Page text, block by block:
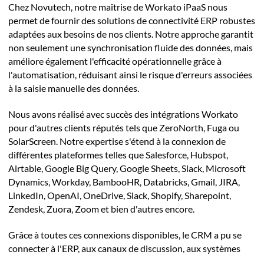
Chez Novutech, notre maîtrise de Workato iPaaS nous
permet de fournir des solutions de connectivité ERP robustes
adaptées aux besoins de nos clients. Notre approche garantit
non seulement une synchronisation fluide des données, mais
améliore également l'efficacité opérationnelle grâce à
l'automatisation, réduisant ainsi le risque d'erreurs associées
à la saisie manuelle des données.
Nous avons réalisé avec succès des intégrations Workato
pour d'autres clients réputés tels que ZeroNorth, Fuga ou
SolarScreen. Notre expertise s'étend à la connexion de
différentes plateformes telles que Salesforce, Hubspot,
Airtable, Google Big Query, Google Sheets, Slack, Microsoft
Dynamics, Workday, BambooHR, Databricks, Gmail, JIRA,
LinkedIn, OpenAI, OneDrive, Slack, Shopify, Sharepoint,
Zendesk, Zuora, Zoom et bien d'autres encore.
Grâce à toutes ces connexions disponibles, le CRM a pu se
connecter à l'ERP, aux canaux de discussion, aux systèmes